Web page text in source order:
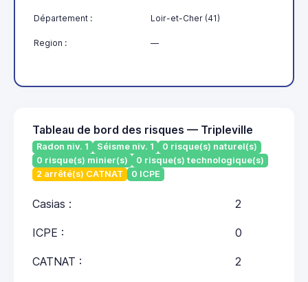
Département : Loir-et-Cher (41)
Region : —
Tableau de bord des risques — Tripleville
Radon niv. 1 Séisme niv. 1
0 risque(s) naturel(s)
0 risque(s) minier(s)
0 risque(s) technologique(s)
2 arrêté(s) CATNAT
0 ICPE
Casias : 2
ICPE : 0
CATNAT : 2